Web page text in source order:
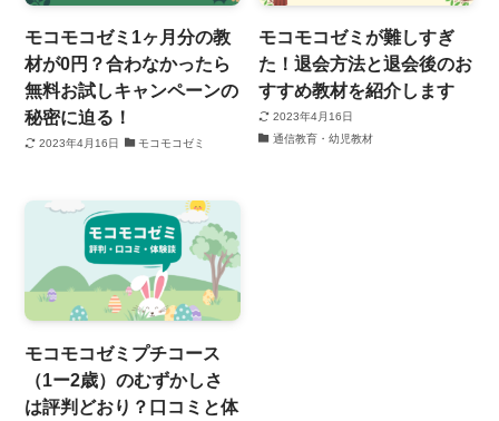
モコモコゼミ1ヶ月分の教
材が0円？合わなかったら
無料お試しキャンペーンの
秘密に迫る！
2023年4月16日 モコモコゼミ
モコモコゼミが難しすぎ
た！退会方法と退会後のお
すすめ教材を紹介します
2023年4月16日
通信教育・幼児教材
モコモコゼミプチコース
（1ー2歳）のむずかしさ
は評判どおり？口コミと体